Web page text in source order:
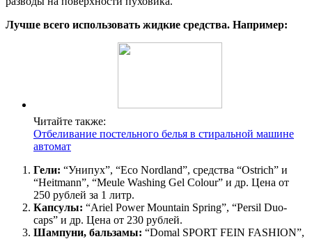
Лучше всего использовать жидкие средства. Например:
Читайте также:
Отбеливание постельного белья в стиральной машине
автомат
Гели: “Унипух”, “Eco Nordland”, средства “Ostrich” и
“Heitmann”, “Meule Washing Gel Colour” и др. Цена от
250 рублей за 1 литр.
Капсулы: “Ariel Power Mountain Spring”, “Persil Duo-
caps” и др. Цена от 230 рублей.
Шампуни, бальзамы: “Domal SPORT FEIN FASHION”,